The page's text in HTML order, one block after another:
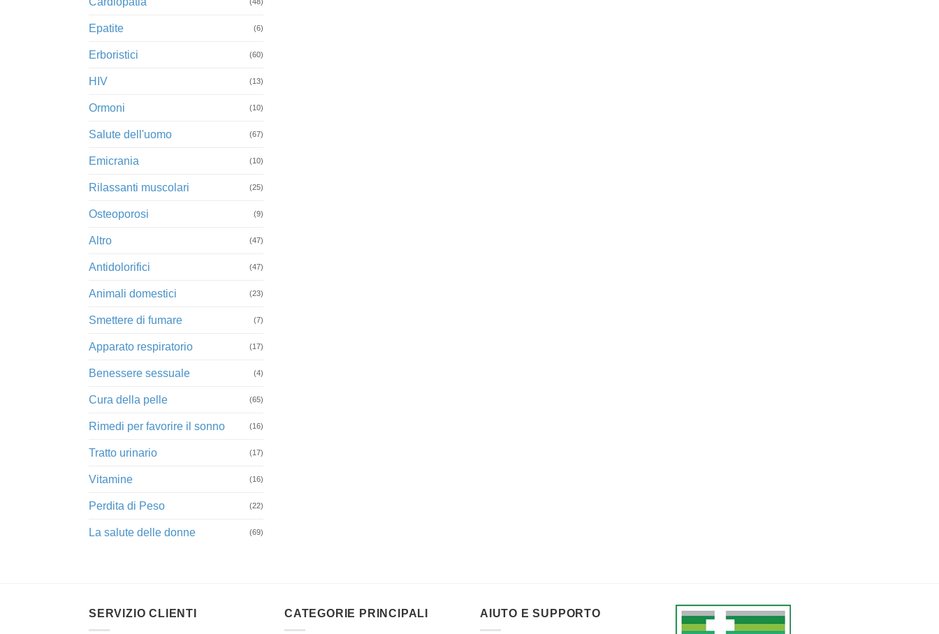
Epatite (6)
Erboristici (60)
HIV (13)
Ormoni (10)
Salute dell'uomo (67)
Emicrania (10)
Rilassanti muscolari (25)
Osteoporosi (9)
Altro (47)
Antidolorifici (47)
Animali domestici (23)
Smettere di fumare (7)
Apparato respiratorio (17)
Benessere sessuale (4)
Cura della pelle (65)
Rimedi per favorire il sonno (16)
Tratto urinario (17)
Vitamine (16)
Perdita di Peso (22)
La salute delle donne (69)
SERVIZIO CLIENTI CATEGORIE PRINCIPALI AIUTO E SUPPORTO